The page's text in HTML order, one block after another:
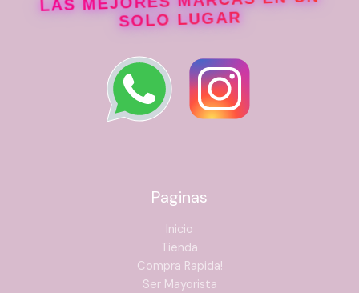
SOLO LUGAR
Paginas
Inicio
Tienda
Compra Rapida!
Ser Mayorista